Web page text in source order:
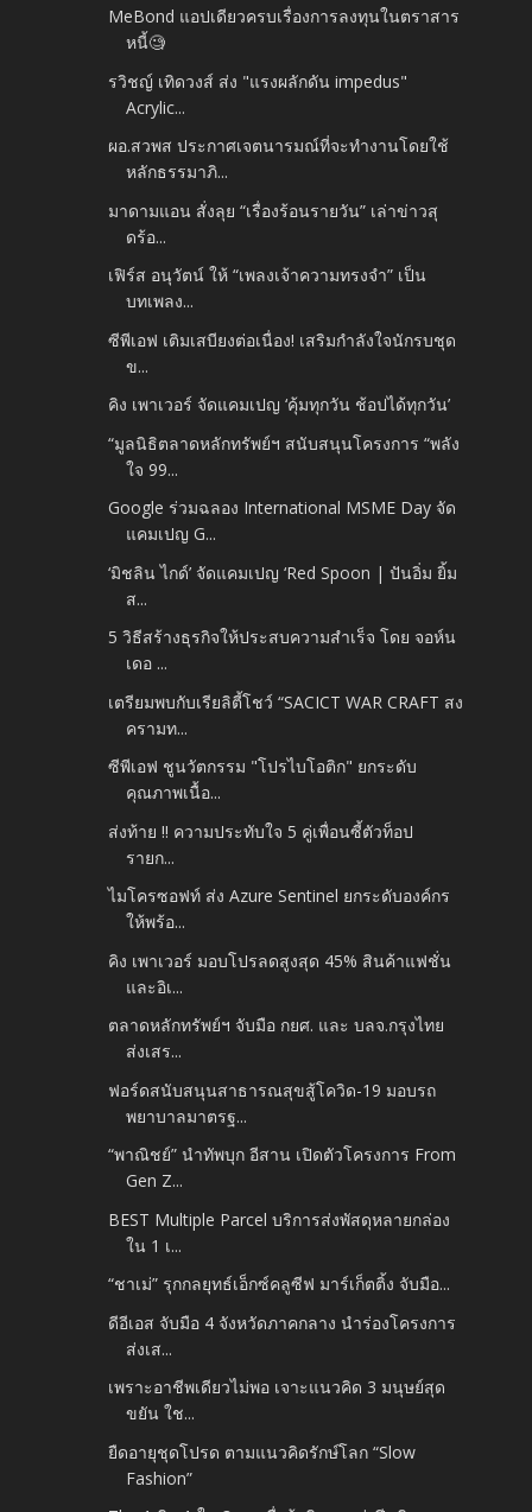
MeBond แอปเดียวครบเรื่องการลงทุนในตราสาร
หนี้🧐
รวิชญ์ เทิดวงส์ ส่ง​ "แรงผลักดัน​ impedus"
Acrylic...
ผอ.สวพส ประกาศเจตนารมณ์ที่จะทำงานโดยใช้
หลักธรรมาภิ...
มาดามแอน สั่งลุย “เรื่องร้อนรายวัน” เล่าข่าวสุ
ดร้อ...
เฟิร์ส อนุวัตน์ ให้ “เพลงเจ้าความทรงจำ” เป็น
บทเพลง...
ซีพีเอฟ เติมเสบียงต่อเนื่อง! เสริมกำลังใจนักรบชุด
ข...
คิง เพาเวอร์ จัดแคมเปญ ‘คุ้มทุกวัน ช้อปได้ทุกวัน’
“มูลนิธิตลาดหลักทรัพย์ฯ สนับสนุนโครงการ “พลัง
ใจ 99...
Google ร่วมฉลอง International MSME Day จัด
แคมเปญ G...
‘มิชลิน ไกด์’ จัดแคมเปญ ‘Red Spoon | ปันอิ่ม ยิ้ม
ส...
5 วิธีสร้างธุรกิจให้ประสบความสำเร็จ โดย จอห์น
เดอ ...
เตรียมพบกับเรียลิตี้โชว์ “SACICT WAR CRAFT สง
ครามท...
ซีพีเอฟ ชูนวัตกรรม "โปรไบโอติก" ยกระดับ
คุณภาพเนื้อ...
ส่งท้าย !! ความประทับใจ 5 คู่เพื่อนซี้ตัวท็อป
รายก...
ไมโครซอฟท์ ส่ง Azure Sentinel ยกระดับองค์กร
ให้พร้อ...
คิง เพาเวอร์ มอบโปรลดสูงสุด 45% สินค้าแฟชั่น
และอิเ...
ตลาดหลักทรัพย์ฯ จับมือ กยศ. และ บลจ.กรุงไทย
ส่งเสร...
ฟอร์ดสนับสนุนสาธารณสุขสู้โควิด-19 มอบรถ
พยาบาลมาตรฐ...
“พาณิชย์” นำทัพบุก อีสาน เปิดตัวโครงการ From
Gen Z...
BEST Multiple Parcel บริการส่งพัสดุหลายกล่อง
ใน 1 เ...
“ชาเม่” รุกกลยุทธ์เอ็กซ์คลูซีฟ มาร์เก็ตติ้ง จับมือ...
ดีอีเอส จับมือ 4 จังหวัดภาคกลาง นำร่องโครงการ
ส่งเส...
เพราะอาชีพเดียวไม่พอ เจาะแนวคิด 3 มนุษย์สุด
ขยัน ใช...
ยืดอายุชุดโปรด ตามแนวคิดรักษ์โลก “Slow
Fashion”